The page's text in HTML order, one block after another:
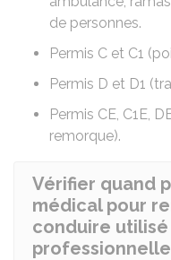
de personnes.
Permis C et C1
Permis D et D1
Permis CE, C1E,
remorque).
Vérifier quand
médical pour
conduire
professionnelle